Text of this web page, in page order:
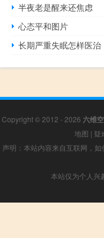
半夜老是醒来还焦虑
心态平和图片
长期严重失眠怎样医治
Copyright © 2012 - 2026 六维
地图 | 疑
声明：本站内容来自互联网，
本站仅为个人兴